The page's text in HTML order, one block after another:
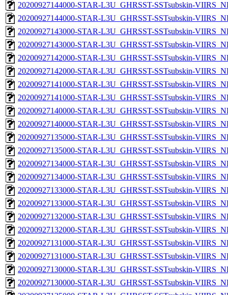
20200927144000-STAR-L3U_GHRSST-SSTsubskin-
20200927144000-STAR-L3U_GHRSST-SSTsubskin-
20200927143000-STAR-L3U_GHRSST-SSTsubskin-
20200927143000-STAR-L3U_GHRSST-SSTsubskin-
20200927142000-STAR-L3U_GHRSST-SSTsubskin-
20200927142000-STAR-L3U_GHRSST-SSTsubskin-
20200927141000-STAR-L3U_GHRSST-SSTsubskin-
20200927141000-STAR-L3U_GHRSST-SSTsubskin-
20200927140000-STAR-L3U_GHRSST-SSTsubskin-
20200927140000-STAR-L3U_GHRSST-SSTsubskin-
20200927135000-STAR-L3U_GHRSST-SSTsubskin-
20200927135000-STAR-L3U_GHRSST-SSTsubskin-
20200927134000-STAR-L3U_GHRSST-SSTsubskin-
20200927134000-STAR-L3U_GHRSST-SSTsubskin-
20200927133000-STAR-L3U_GHRSST-SSTsubskin-
20200927133000-STAR-L3U_GHRSST-SSTsubskin-
20200927132000-STAR-L3U_GHRSST-SSTsubskin-
20200927132000-STAR-L3U_GHRSST-SSTsubskin-
20200927131000-STAR-L3U_GHRSST-SSTsubskin-
20200927131000-STAR-L3U_GHRSST-SSTsubskin-
20200927130000-STAR-L3U_GHRSST-SSTsubskin-
20200927130000-STAR-L3U_GHRSST-SSTsubskin-